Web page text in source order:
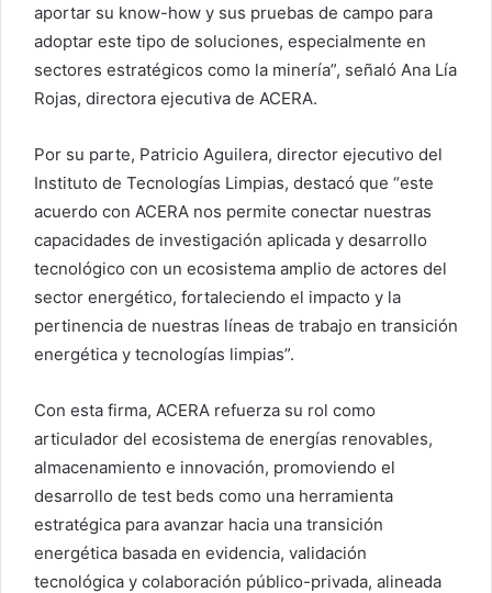
aportar su know-how y sus pruebas de campo para
adoptar este tipo de soluciones, especialmente en
sectores estratégicos como la minería”, señaló Ana Lía
Rojas, directora ejecutiva de ACERA.
Por su parte, Patricio Aguilera, director ejecutivo del
Instituto de Tecnologías Limpias, destacó que “este
acuerdo con ACERA nos permite conectar nuestras
capacidades de investigación aplicada y desarrollo
tecnológico con un ecosistema amplio de actores del
sector energético, fortaleciendo el impacto y la
pertinencia de nuestras líneas de trabajo en transición
energética y tecnologías limpias”.
Con esta firma, ACERA refuerza su rol como
articulador del ecosistema de energías renovables,
almacenamiento e innovación, promoviendo el
desarrollo de test beds como una herramienta
estratégica para avanzar hacia una transición
energética basada en evidencia, validación
tecnológica y colaboración público-privada, alineada